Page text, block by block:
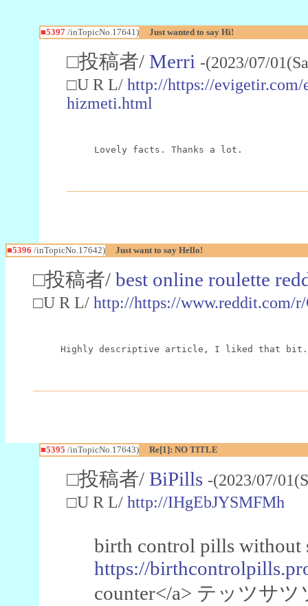
■5397/inTopicNo.17641) Just wanted to say Hi!
□投稿者/ Merri -(2023/07/
□U R L/ http://https://evigetir.com/
hizmeti.html
Lovely facts. Thanks a lot.
■5396 /inTopicNo.17642) Just want to say Hello!
□投稿者/ best online roulette
□U R L/ http://https://www.reddit.com/r/
Highly descriptive article, I liked that bit.
■5395 /inTopicNo.17643) Re[1]: NO TITLE
□投稿者/ BiPills -(2023/07/
□U R L/ http://IHgEbJYSMFMh
birth control pills without
https://
counter</a> テッツサ